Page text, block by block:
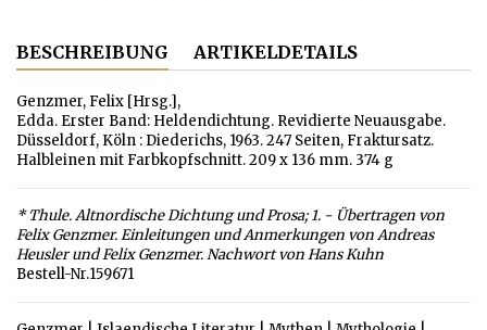
BESCHREIBUNG ARTIKELDETAILS
Genzmer, Felix [Hrsg.],
Edda. Erster Band: Heldendichtung. Revidierte Neuausgabe.
Düsseldorf, Köln : Diederichs, 1963. 247 Seiten, Fraktursatz.
Halbleinen mit Farbkopfschnitt. 209 x 136 mm. 374 g
* Thule. Altnordische Dichtung und Prosa; 1. - Übertragen von
Felix Genzmer. Einleitungen und Anmerkungen von Andreas
Heusler und Felix Genzmer. Nachwort von Hans Kuhn
Bestell-Nr.159671